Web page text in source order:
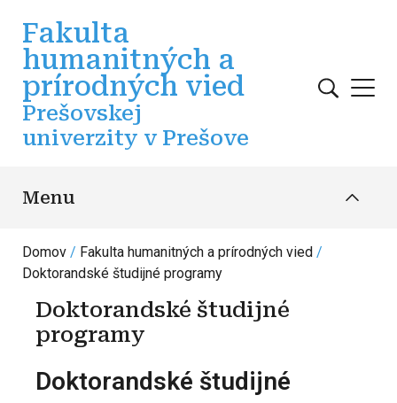
Fakulta
humanitných a
prírodných vied
Prešovskej
univerzity v Prešove
Menu
Domov
Fakulta humanitných a prírodných vied
Doktorandské študijné programy
Doktorandské študijné
programy
Doktorandské študijné